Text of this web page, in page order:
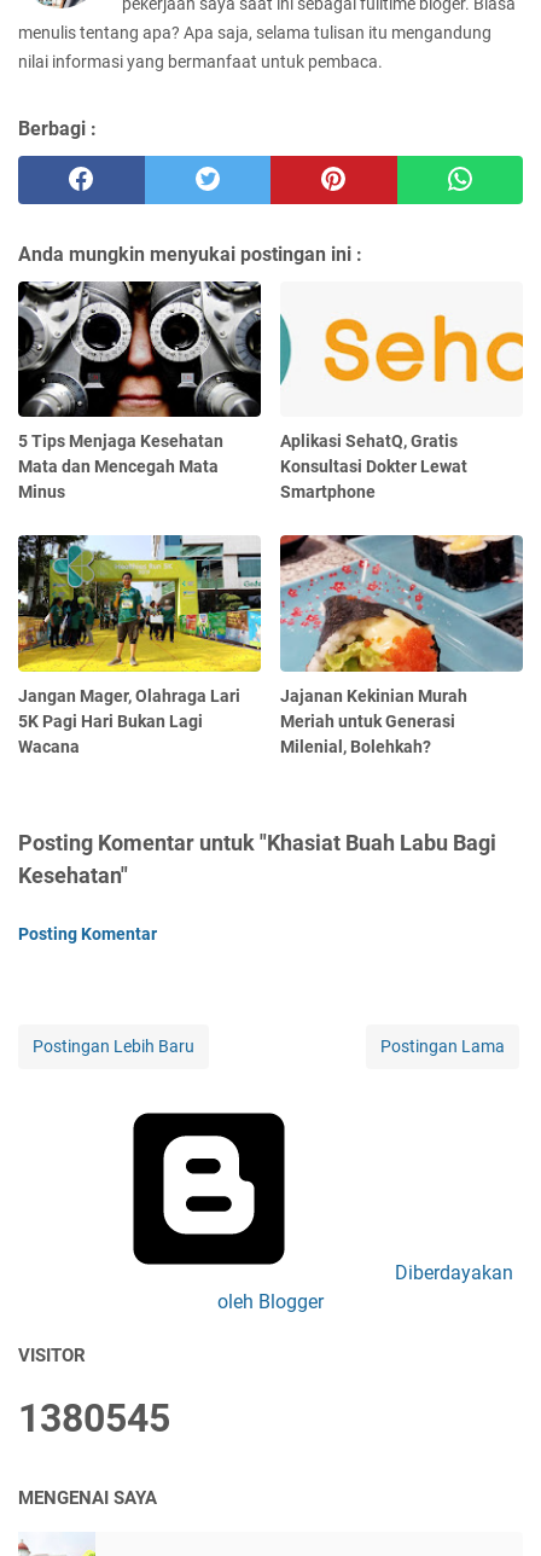
menulis tentang apa? Apa saja, selama tulisan itu mengandung
nilai informasi yang bermanfaat untuk pembaca.
Berbagi :
Anda mungkin menyukai postingan ini :
5 Tips Menjaga Kesehatan
Mata dan Mencegah Mata
Minus
Aplikasi SehatQ, Gratis
Konsultasi Dokter Lewat
Smartphone
Jangan Mager, Olahraga Lari
5K Pagi Hari Bukan Lagi
Wacana
Jajanan Kekinian Murah
Meriah untuk Generasi
Milenial, Bolehkah?
Posting Komentar untuk "Khasiat Buah Labu Bagi
Kesehatan"
Posting Komentar
Postingan Lebih Baru Postingan Lama
Diberdayakan
oleh Blogger
VISITOR
1380545
MENGENAI SAYA